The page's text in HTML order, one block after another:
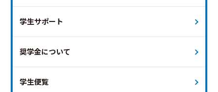
学生サポート
奨学金について
学生便覧